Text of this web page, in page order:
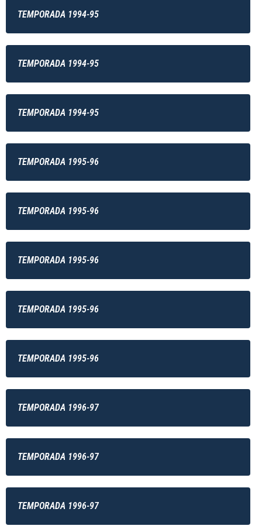
TEMPORADA 1994-95
TEMPORADA 1994-95
TEMPORADA 1994-95
TEMPORADA 1995-96
TEMPORADA 1995-96
TEMPORADA 1995-96
TEMPORADA 1995-96
TEMPORADA 1995-96
TEMPORADA 1996-97
TEMPORADA 1996-97
TEMPORADA 1996-97